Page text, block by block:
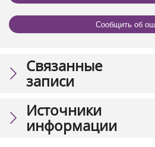
Сообщить об
Связанные
записи
Источники
информации